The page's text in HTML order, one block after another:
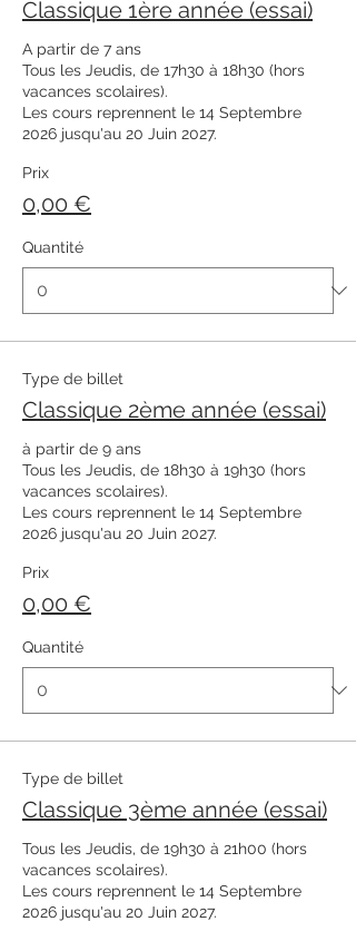
Classique 1ère année (essai)
A partir de 7 ans
Tous les Jeudis, de 17h30 à 18h30 (hors
vacances scolaires).
Les cours reprennent le 14 Septembre
2026 jusqu'au 20 Juin 2027.
Prix
0,00 €
Quantité
Type de billet
Classique 2ème année (essai)
à partir de 9 ans
Tous les Jeudis, de 18h30 à 19h30 (hors
vacances scolaires).
Les cours reprennent le 14 Septembre
2026 jusqu'au 20 Juin 2027.
Prix
0,00 €
Quantité
Type de billet
Classique 3ème année (essai)
Tous les Jeudis, de 19h30 à 21h00 (hors
vacances scolaires).
Les cours reprennent le 14 Septembre
2026 jusqu'au 20 Juin 2027.